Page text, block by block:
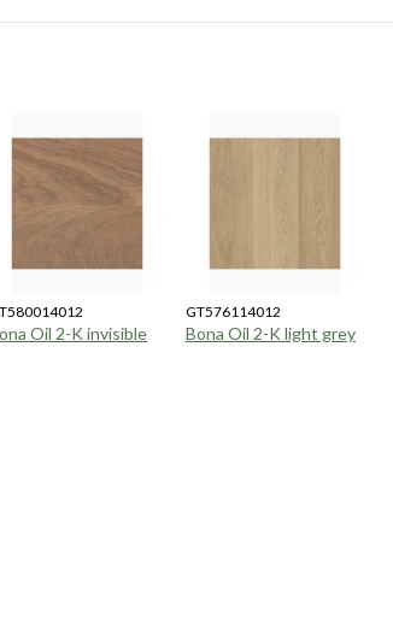
Oil 2-K invisible
GT576114012
Bona Oil 2-K light grey